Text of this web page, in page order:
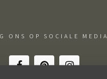
ONS OP SOCIALE MEDIA